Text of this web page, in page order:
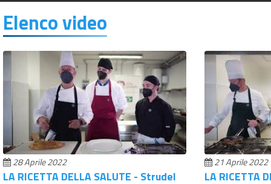
Elenco video
28 Aprile 2022
LA RICETTA DELLA SALUTE - Strudel
21 Aprile 2022
LA RICETTA